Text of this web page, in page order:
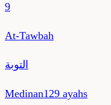
9
At-Tawbah
التوبة
Medinan129 ayahs